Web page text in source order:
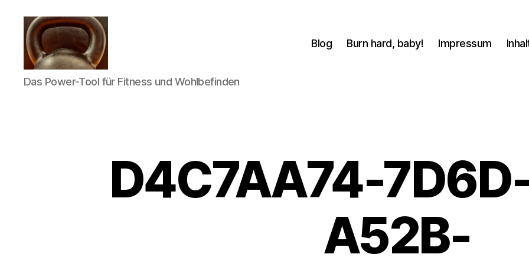
Meine
Reise
Das Power-Tool für Fitness und Wohlbefinden
Blog Burn hard, baby! Impressum
D4C7AA74-
A52B-